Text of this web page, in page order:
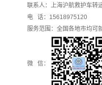
联系人：上海沪航救护车转
电 话：15618975120
服务范围：全国各地市均可
微 信：